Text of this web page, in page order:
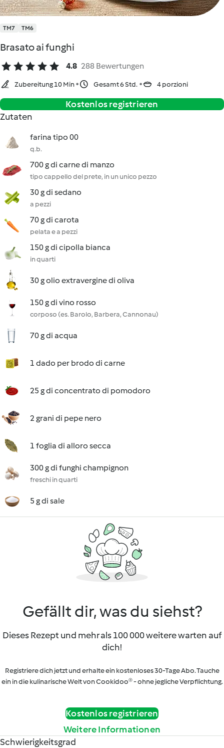
TM7 TM6
Brasato ai funghi
4.8 288 Bewertungen
Zubereitung 10 Min Gesamt 6 Std. 4 porzioni
Kostenlos registrieren
Zutaten
farina tipo 00
q.b.
700 g di carne di manzo
tipo cappello del prete, in un unico pezzo
30 g di sedano
a pezzi
70 g di carota
pelata e a pezzi
150 g di cipolla bianca
in quarti
30 g olio extravergine di oliva
150 g di vino rosso
corposo (es. Barolo, Barbera, Cannonau)
70 g di acqua
1 dado per brodo di carne
25 g di concentrato di pomodoro
2 grani di pepe nero
1 foglia di alloro secca
300 g di funghi champignon
freschi in quarti
5 g di sale
Gefällt dir, was du siehst?
Dieses Rezept und mehr als 100 000 weitere warten auf
dich!
Registriere dich jetzt und erhalte ein kostenloses 30-Tage Abo. Tauche
ein in die kulinarische Welt von Cookidoo® - ohne jegliche Verpflichtung.
Kostenlos registrieren
Weitere Informationen
Schwierigkeitsgrad